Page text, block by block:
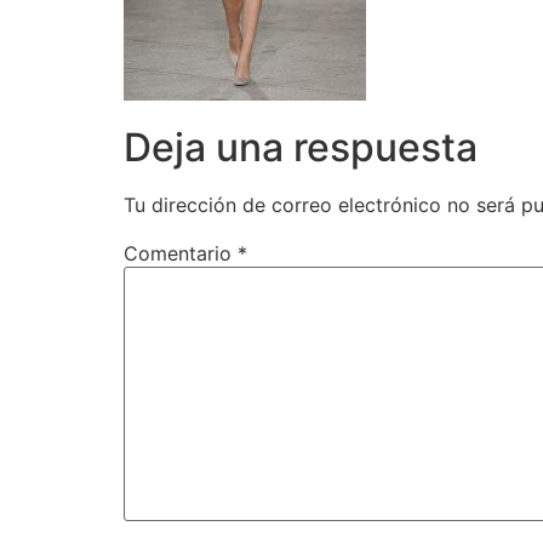
Deja una respuesta
Tu dirección de correo electrónico no será
Comentario *